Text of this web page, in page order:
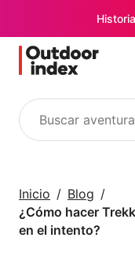
Buscar
Inicio
Blog
¿Cómo hacer
en el intento?